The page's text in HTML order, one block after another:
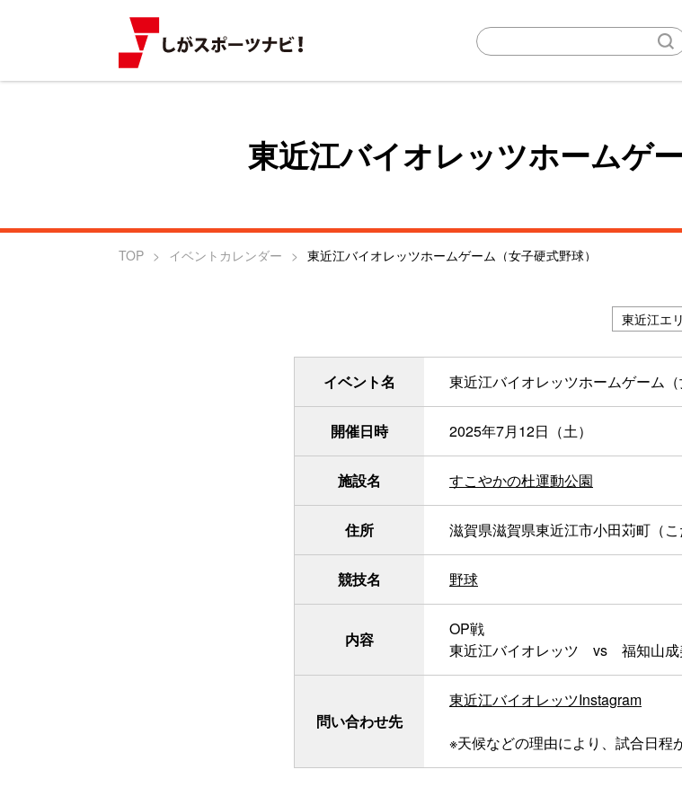
東近江バイオレッツホームゲ
TOP イベントカレンダー 東近江バイオレッツホームゲーム（女子硬式野球）
東近江エ
イベント名 東近江バイオレッツホームゲーム（
開催日時 2025年7月12日（土）
施設名 すこやかの杜運動公園
住所 滋賀県滋賀県東近江市小田苅町（
競技名 野球
内容
OP戦
東近江バイオレッツ vs 福知山成
問い合わせ先
東近江バイオレッツInstagram
※天候などの理由により、試合日程